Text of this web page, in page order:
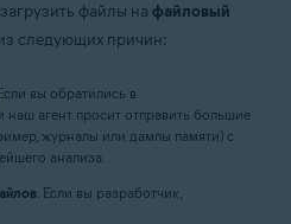
Avast
файлы на файловый
следующих причин:
вы обратились в
наш агент просит отправить большие
журналы или дампы памяти) с
анализа.
. Если вы разработчик,